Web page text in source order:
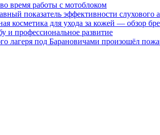
время работы с мотоблоком
показатель эффективности слухового
косметика для ухода за кожей — обзор
и профессиональное развитие
лагеря под Барановичами произошёл